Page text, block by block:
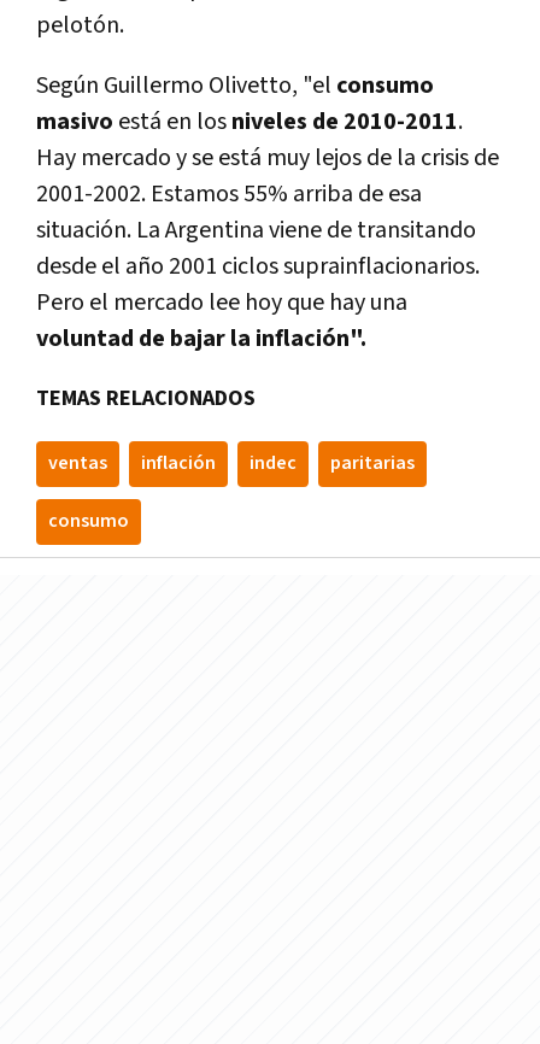
pelotón.
Según Guillermo Olivetto, "el consumo
masivo está en losniveles de 2010-2011.
Hay mercado y se está muy lejos de la crisis de
2001-2002. Estamos 55% arriba de esa
situación. La Argentina viene de transitando
desde el año 2001 ciclos suprainflacionarios.
Pero el mercado lee hoy que hay una
voluntad de bajar la inflación".
TEMAS RELACIONADOS
ventas inflación indec paritarias
consumo